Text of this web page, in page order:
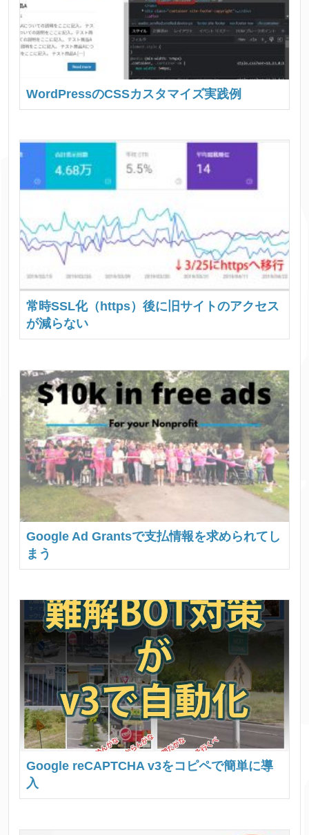
WordPressのCSSカスタマイズ実践例
常時SSL化（https）後に旧サイトのアクセス
が減らない
Google Ad Grantsで支払情報を求められてし
まう
Google reCAPTCHA v3をコピペで簡単に導
入